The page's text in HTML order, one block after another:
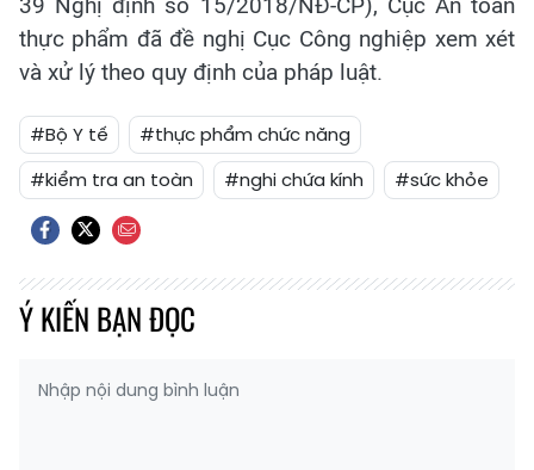
thực phẩm đã đề nghị Cục Công nghiệp xem xét
và xử lý theo quy định của pháp luật.
#Bộ Y tế
#thực phẩm chức năng
#kiểm tra an toàn
#nghi chứa kính #sức khỏe
Ý KIẾN BẠN ĐỌC